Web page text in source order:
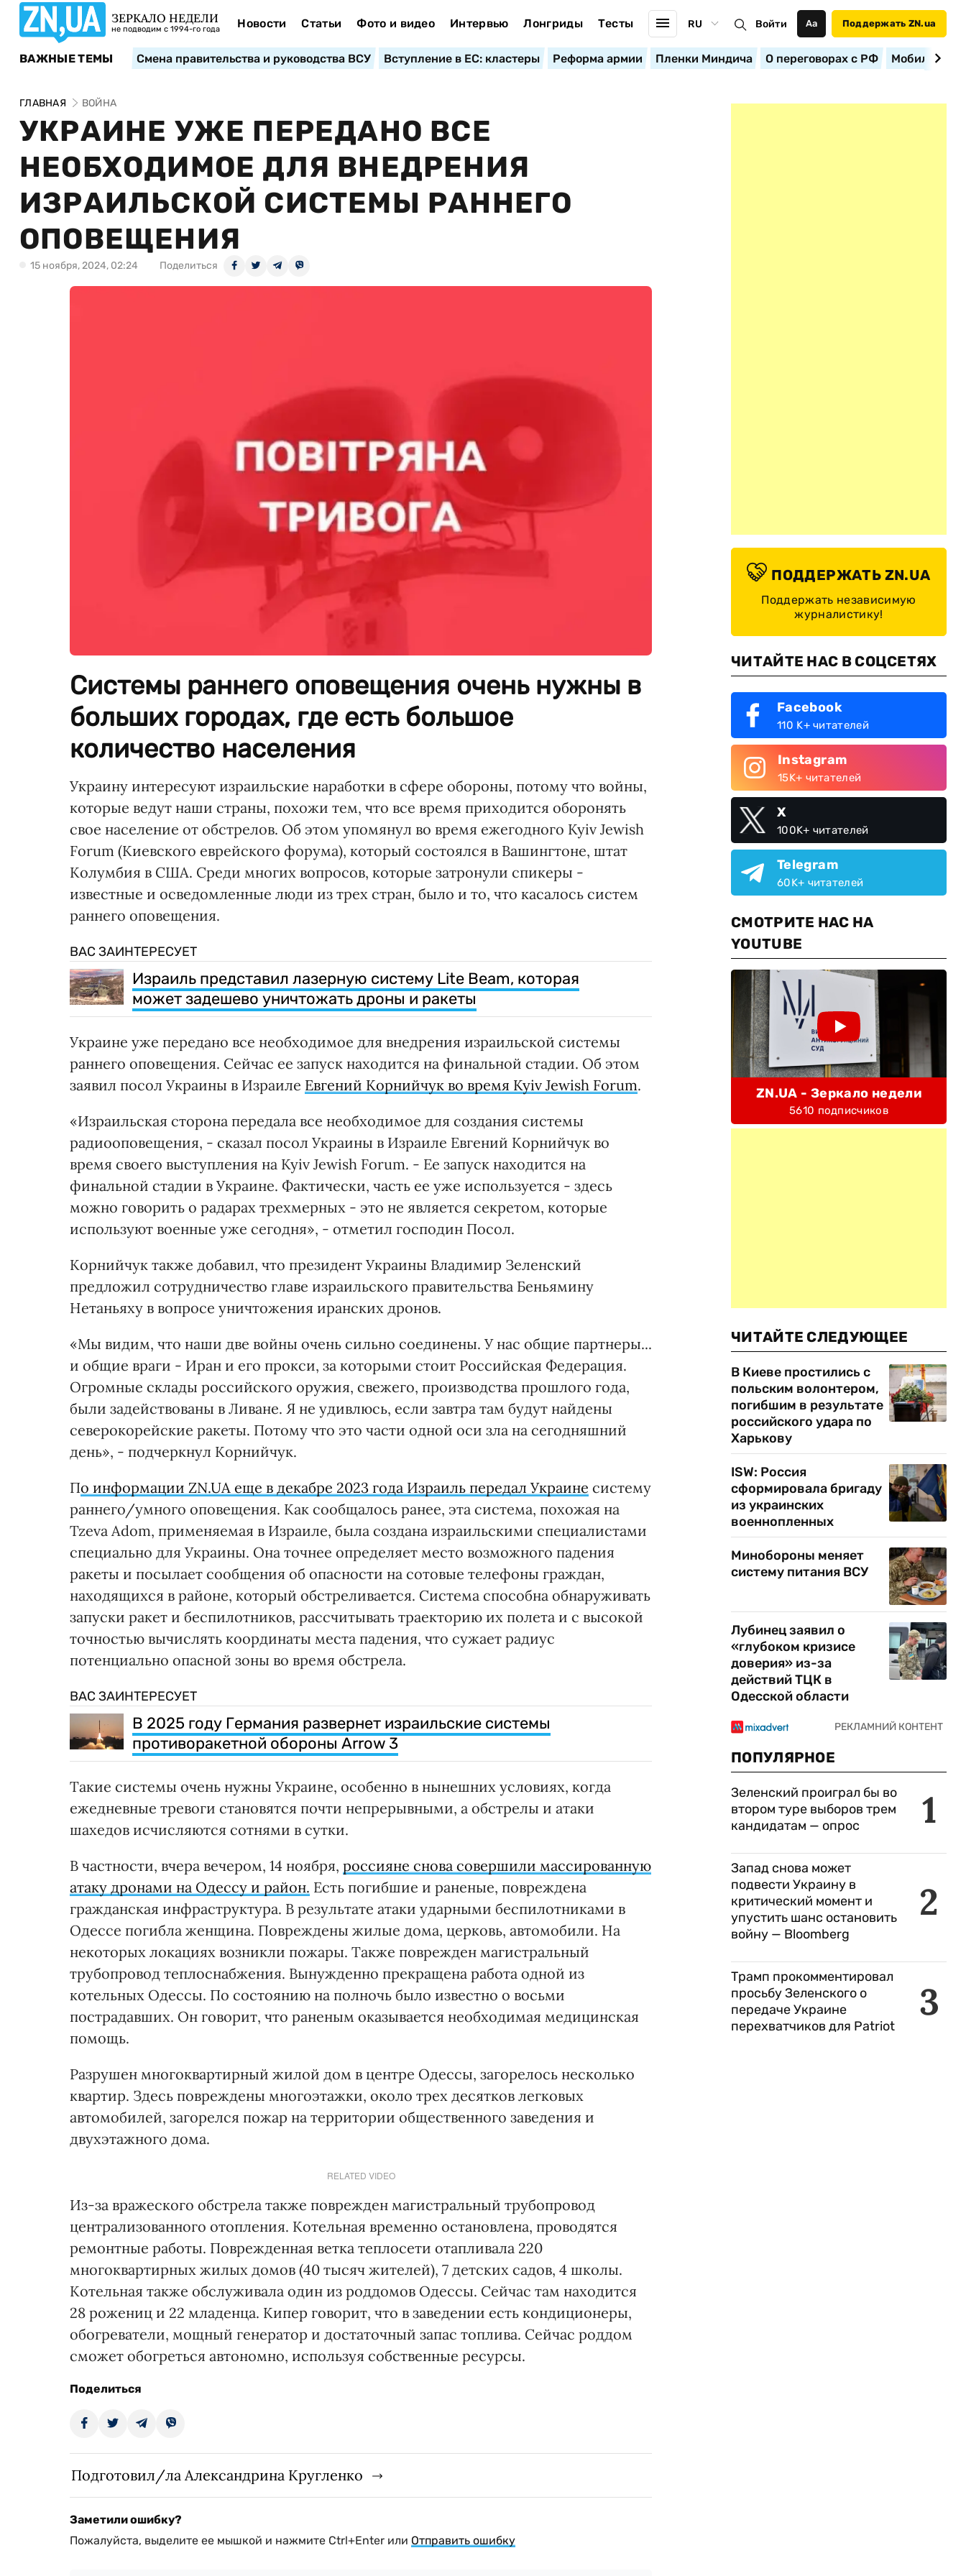
ЗЕРКАЛО НЕДЕЛИ
не подводим с 1994-го года Новости Статьи Фото и видео Интервью Лонгриды Тесты RU Войти Аа Поддержать ZN.ua
ВАЖНЫЕ ТЕМЫ Смена правительства и руководства ВСУ Вступление в ЕС: кластеры Реформа армии Пленки Миндича О переговорах с РФ
ГЛАВНАЯ ВОЙНА
УКРАИНЕ УЖЕ ПЕРЕДАНО ВСЕ
НЕОБХОДИМОЕ ДЛЯ ВНЕДРЕНИЯ
ИЗРАИЛЬСКОЙ СИСТЕМЫ РАННЕГО
ОПОВЕЩЕНИЯ
15 ноября, 2024, 02:24 Поделиться
Системы раннего оповещения очень нужны в
больших городах, где есть большое
количество населения
Украину интересуют израильские наработки в сфере обороны, потому что войны,
которые ведут наши страны, похожи тем, что все время приходится оборонять
свое население от обстрелов. Об этом упомянул во время ежегодного Kyiv Jewish
Forum (Киевского еврейского форума), который состоялся в Вашингтоне, штат
Колумбия в США. Среди многих вопросов, которые затронули спикеры -
известные и осведомленные люди из трех стран, было и то, что касалось систем
раннего оповещения.
ВАС ЗАИНТЕРЕСУЕТ
Израиль представил лазерную систему Lite Beam, которая
может задешево уничтожать дроны и ракеты
Украине уже передано все необходимое для внедрения израильской системы
раннего оповещения. Сейчас ее запуск находится на финальной стадии. Об этом
заявил посол Украины в Израиле Евгений Корнийчук во время Kyiv Jewish Forum.
«Израильская сторона передала все необходимое для создания системы
радиооповещения, - сказал посол Украины в Израиле Евгений Корнийчук во
время своего выступления на Kyiv Jewish Forum. - Ее запуск находится на
финальной стадии в Украине. Фактически, часть ее уже используется - здесь
можно говорить о радарах трехмерных - это не является секретом, которые
используют военные уже сегодня», - отметил господин Посол.
Корнийчук также добавил, что президент Украины Владимир Зеленский
предложил сотрудничество главе израильского правительства Беньямину
Нетаньяху в вопросе уничтожения иранских дронов.
«Мы видим, что наши две войны очень сильно соединены. У нас общие партнеры...
и общие враги - Иран и его прокси, за которыми стоит Российская Федерация.
Огромные склады российского оружия, свежего, производства прошлого года,
были задействованы в Ливане. Я не удивлюсь, если завтра там будут найдены
северокорейские ракеты. Потому что это части одной оси зла на сегодняшний
день», - подчеркнул Корнийчук.
По информации ZN.UA еще в декабре 2023 года Израиль передал Украине систему
раннего/умного оповещения. Как сообщалось ранее, эта система, похожая на
Tzeva Adom, применяемая в Израиле, была создана израильскими специалистами
специально для Украины. Она точнее определяет место возможного падения
ракеты и посылает сообщения об опасности на сотовые телефоны граждан,
находящихся в районе, который обстреливается. Система способна обнаруживать
запуски ракет и беспилотников, рассчитывать траекторию их полета и с высокой
точностью вычислять координаты места падения, что сужает радиус
потенциально опасной зоны во время обстрела.
ВАС ЗАИНТЕРЕСУЕТ
В 2025 году Германия развернет израильские системы
противоракетной обороны Arrow 3
Такие системы очень нужны Украине, особенно в нынешних условиях, когда
ежедневные тревоги становятся почти непрерывными, а обстрелы и атаки
шахедов исчисляются сотнями в сутки.
В частности, вчера вечером, 14 ноября, россияне снова совершили массированную
атаку дронами на Одессу и район. Есть погибшие и раненые, повреждена
гражданская инфраструктура. В результате атаки ударными беспилотниками в
Одессе погибла женщина. Повреждены жилые дома, церковь, автомобили. На
некоторых локациях возникли пожары. Также поврежден магистральный
трубопровод теплоснабжения. Вынужденно прекращена работа одной из
котельных Одессы. По состоянию на полночь было известно о восьми
пострадавших. Он говорит, что раненым оказывается необходимая медицинская
помощь.
Разрушен многоквартирный жилой дом в центре Одессы, загорелось несколько
квартир. Здесь повреждены многоэтажки, около трех десятков легковых
автомобилей, загорелся пожар на территории общественного заведения и
двухэтажного дома.
RELATED VIDEO
Из-за вражеского обстрела также поврежден магистральный трубопровод
централизованного отопления. Котельная временно остановлена, проводятся
ремонтные работы. Поврежденная ветка теплосети отапливала 220
многоквартирных жилых домов (40 тысяч жителей), 7 детских садов, 4 школы.
Котельная также обслуживала один из роддомов Одессы. Сейчас там находится
28 рожениц и 22 младенца. Кипер говорит, что в заведении есть кондиционеры,
обогреватели, мощный генератор и достаточный запас топлива. Сейчас роддом
сможет обогреться автономно, используя собственные ресурсы.
Поделиться
Подготовил/ла Александрина Кругленко
Заметили ошибку?
Пожалуйста, выделите ее мышкой и нажмите Ctrl+Enter или Отправить ошибку
ПОДДЕРЖАТЬ ZN.UA
Поддержать независимую
журналистику!
ЧИТАЙТЕ НАС В СОЦСЕТЯХ
Facebook
110 K+ читателей
Instagram
15K+ читателей
X
100K+ читателей
Telegram
60K+ читателей
СМОТРИТЕ НАС НА
YOUTUBE
ZN.UA - Зеркало недели
5610 подписчиков
ЧИТАЙТЕ СЛЕДУЮЩЕЕ
В Киеве простились с
польским волонтером,
погибшим в результате
российского удара по
Харькову
ISW: Россия
сформировала бригаду
из украинских
военнопленных
Минобороны меняет
систему питания ВСУ
Лубинец заявил о
«глубоком кризисе
доверия» из-за
действий ТЦК в
Одесской области
ПОПУЛЯРНОЕ
1
Зеленский проиграл бы во
втором туре выборов трем
кандидатам — опрос
2
Запад снова может
подвести Украину в
критический момент и
упустить шанс остановить
войну — Bloomberg
3
Трамп прокомментировал
просьбу Зеленского о
передаче Украине
перехватчиков для Patriot